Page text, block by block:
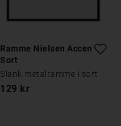
Ramme Nielsen Accent
Sort
Slank metalramme i sort
129 kr